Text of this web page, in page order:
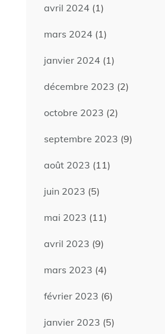
avril 2024 (1)
mars 2024 (1)
janvier 2024 (1)
décembre 2023 (2)
octobre 2023 (2)
septembre 2023 (9)
août 2023 (11)
juin 2023 (5)
mai 2023 (11)
avril 2023 (9)
mars 2023 (4)
février 2023 (6)
janvier 2023 (5)